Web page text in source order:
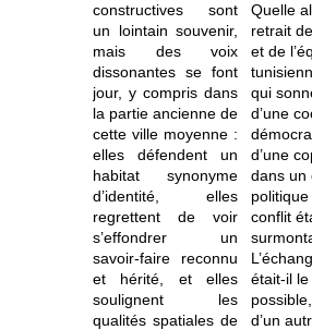
constructives sont
un lointain souvenir,
mais des voix
dissonantes se font
jour, y compris dans
la partie ancienne de
cette ville moyenne :
elles défendent un
habitat synonyme
d’identité, elles
regrettent de voir
s’effondrer un
savoir-faire reconnu
et hérité, et elles
soulignent les
qualités spatiales de
Quelle
retrait
et de
qui
d’une
d’une
dans un
conflit
était-il le
d’un